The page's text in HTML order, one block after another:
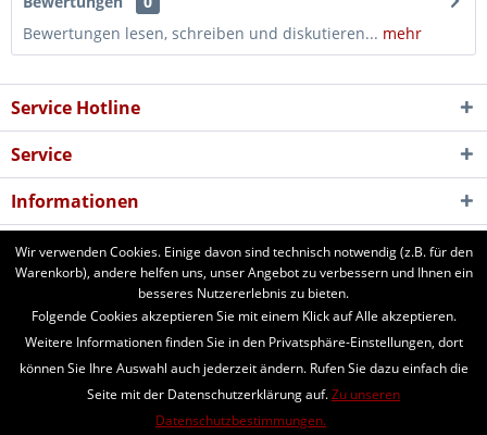
Bewertungen lesen, schreiben und diskutieren... mehr
Service Hotline
Service
Informationen
Newsletter
aforst.com - Ihr Fachhändler für Patura Weide- und Stalltechnik,
Weidezäune, Euronetze, electra Weidezaungeräte. 24 Stunden online
bestellen. Beratung vom Fachmann per Telefon und Email. Kaufen Sie
Weidezaungeräte, Zaunpfähle, Heuraufen, Panels, Fressgitter,
Tränkebecken, Windschutznetze, Schafhorden, Schafnetze...
Wir verwenden Cookies. Einige davon sind technisch notwendig (z.B. für den
Warenkorb), andere helfen uns, unser Angebot zu verbessern und Ihnen ein
besseres Nutzererlebnis zu bieten.
Folgende Cookies akzeptieren Sie mit einem Klick auf Alle akzeptieren.
Weitere Informationen finden Sie in den Privatsphäre-Einstellungen, dort
können Sie Ihre Auswahl auch jederzeit ändern. Rufen Sie dazu einfach die
Seite mit der Datenschutzerklärung auf.Zu unseren
Datenschutzbestimmungen.